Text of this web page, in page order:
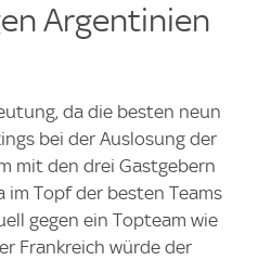
Argentinien
da die besten neun
bei der Auslosung der
mit den drei Gastgebern
im Topf der besten Teams
gegen ein Topteam wie
Frankreich würde der